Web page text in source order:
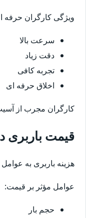
ویژگی کارگران حرفه
سرعت بالا
دقت زیاد
تجربه کافی
اخلاق حرفه ای
کارگران مجرب از
قیمت باربری
هزینه باربری به
عوامل مؤثر بر قیمت:
حجم بار